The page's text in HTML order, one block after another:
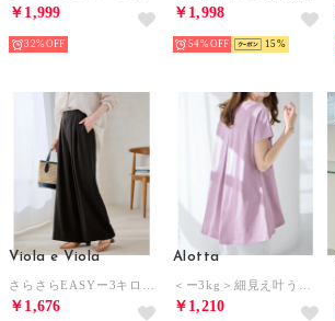
￥1,999
32%
￥1,998
54% 15
Viola e Viola
￥1,676
Alotta
￥1,210